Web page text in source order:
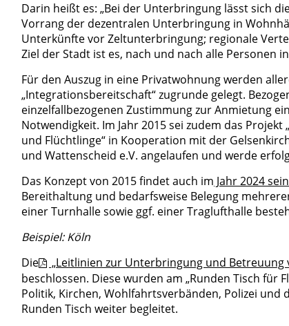
Darin heißt es: „Bei der Unterbringung lässt sich
Vorrang der dezentralen Unterbringung in
Unterkünfte vor Zeltunterbringung; regionale
Ziel der Stadt ist es, nach und nach alle Personen
Für den Auszug in eine Privatwohnung werden
„Integrationsbereitschaft“ zugrunde gelegt.
einzelfallbezogenen Zustimmung zur Anmietung
Notwendigkeit. Im Jahr 2015 sei zudem das
und Flüchtlinge“ in Kooperation mit der
und Wattenscheid e.V. angelaufen und werde
Das Konzept von 2015 findet auch im Jahr 2024
Bereithaltung und bedarfsweise Belegung
einer Turnhalle sowie ggf. einer Traglufthalle
Beispiel: Köln
Die
„Leitlinien zur Unterbringung und Betreuung
beschlossen. Diese wurden am „Runden Tisch
Politik, Kirchen, Wohlfahrtsverbänden, Polizei
Runden Tisch weiter begleitet.